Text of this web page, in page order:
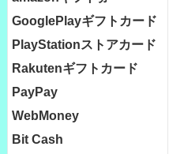
GooglePlayギフトカード
PlayStationストアカード
Rakutenギフトカード
PayPay
WebMoney
Bit Cash